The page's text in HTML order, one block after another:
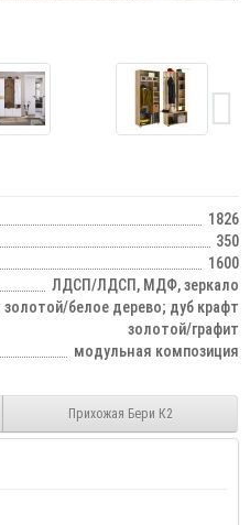
1826
350
1600
ЛДСП/ЛДСП, МДФ, зеркало
золотой/белое дерево; дуб крафт
золотой/графит
модульная композиция
Прихожая Бери К2